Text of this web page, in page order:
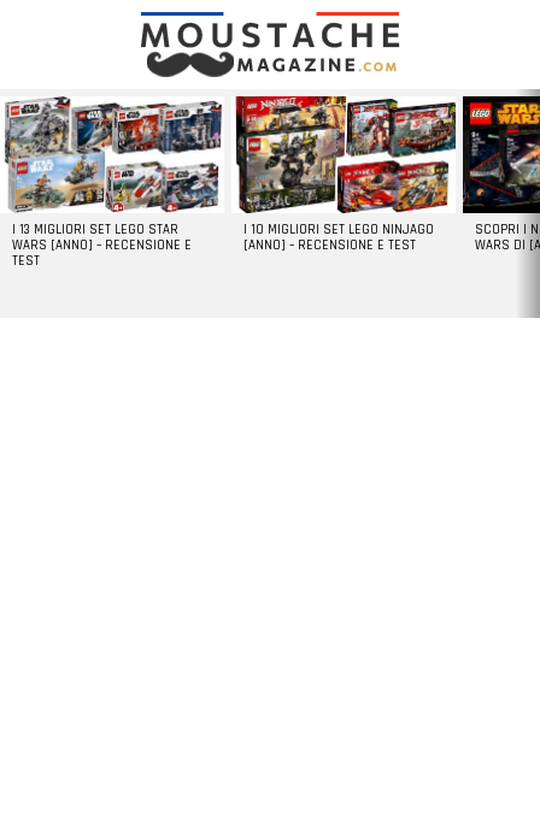
LATEST
STORIES
I 13 MIGLIORI SET LEGO STAR
WARS [ANNO] – RECENSIONE E
TEST
I 10 MIGLIORI SET LEGO NINJAGO
[ANNO] – RECENSIONE E TEST
SCOPRI I
WARS DI